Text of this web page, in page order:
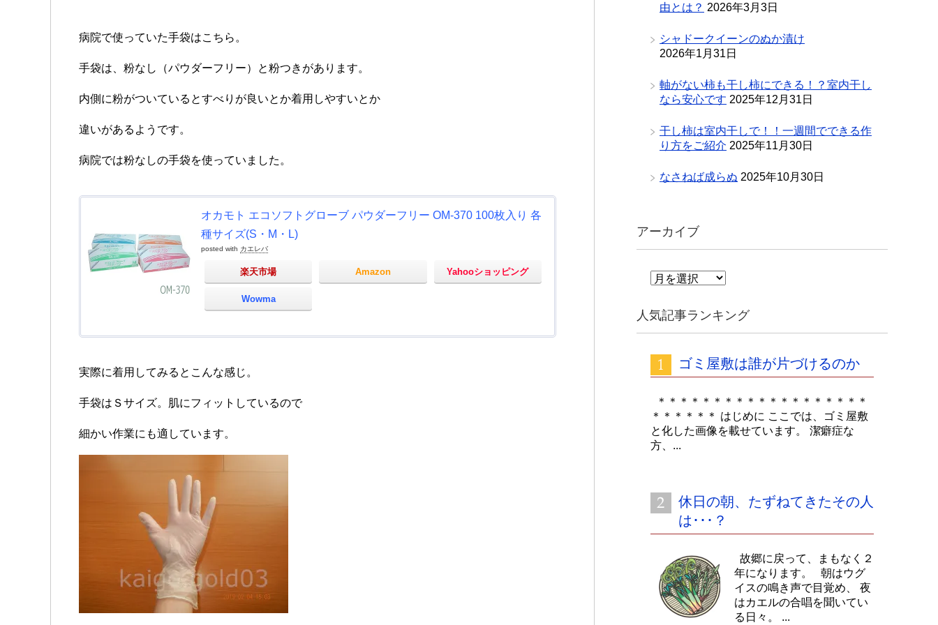
病院で使っていた手袋はこちら。
手袋は、粉なし（パウダーフリー）と粉つきがあります。
内側に粉がついているとすべりが良いとか着用しやすいとか
違いがあるようです。
病院では粉なしの手袋を使っていました。
オカモト エコソフトグローブ パウダーフリー OM-370 100枚入り 各
種サイズ(S・M・L)
posted with カエレバ
楽天市場 Amazon Yahooショッピング
Wowma
実際に着用してみるとこんな感じ。
手袋はＳサイズ。肌にフィットしているので
細かい作業にも適しています。
由とは？ 2026年3月3日
シャドークイーンのぬか漬け
2026年1月31日
軸がない柿も干し柿にできる！？室内干し
なら安心です 2025年12月31日
干し柿は室内干しで！！一週間でできる作
り方をご紹介 2025年11月30日
なさねば成らぬ 2025年10月30日
アーカイブ
ア
イ
ブ
人気記事ランキング
ゴミ屋敷は誰が片づけるのか
＊＊＊＊＊＊＊＊＊＊＊＊＊＊＊＊＊＊＊
＊＊＊＊＊＊ はじめに ここでは、ゴミ屋敷
と化した画像を載せています。 潔癖症な
方、...
休日の朝、たずねてきたその人
は･･･？
故郷に戻って、まもなく２
年になります。 朝はウグ
イスの鳴き声で目覚め、 夜
はカエルの合唱を聞いてい
る日々。 ...